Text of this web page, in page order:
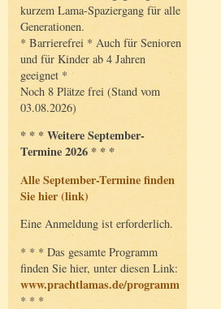
kurzem Lama-Spaziergang für alle
Generationen.
* Barrierefrei * Auch für Senioren
und für Kinder ab 4 Jahren
geeignet *
Noch 8 Plätze frei (Stand vom
03.08.2026)
* * * Weitere September-
Termine 2026 * * *
Alle September-Termine finden
Sie hier (link)
Eine Anmeldung ist erforderlich.
* * * Das gesamte Programm
finden Sie hier, unter diesen Link:
www.prachtlamas.de/programm
* * *